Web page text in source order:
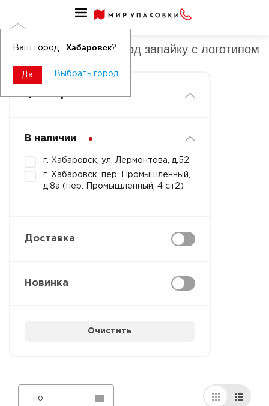
Ваш город Хабаровск?
Да Выбрать город
Крышки к стаканам под запайку с логотипом
Фильтры
В наличии
г. Хабаровск, ул. Лермонтова, д.52
г. Хабаровск, пер. Промышленный,
д.8а (пер. Промышленный, 4 ст2)
Доставка
Новинка
Очистить
по